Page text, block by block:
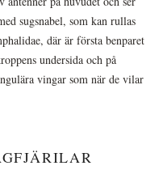
sugsnabel, som kan rullas
där är första benparet
undersida och på
vingar som när de vilar